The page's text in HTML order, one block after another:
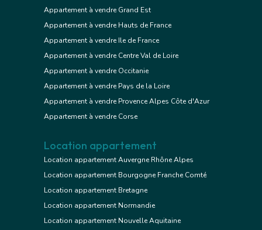
Appartement à vendre Grand Est
Appartement à vendre Hauts de France
Appartement à vendre Ile de France
Appartement à vendre Centre Val de Loire
Appartement à vendre Occitanie
Appartement à vendre Pays de la Loire
Appartement à vendre Provence Alpes Côte d'Azur
Appartement à vendre Corse
Location appartement
Location appartement Auvergne Rhône Alpes
Location appartement Bourgogne Franche Comté
Location appartement Bretagne
Location appartement Normandie
Location appartement Nouvelle Aquitaine